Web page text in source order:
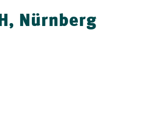
Nürnberg